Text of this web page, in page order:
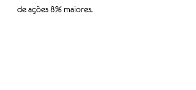
de ações 8% maiores.